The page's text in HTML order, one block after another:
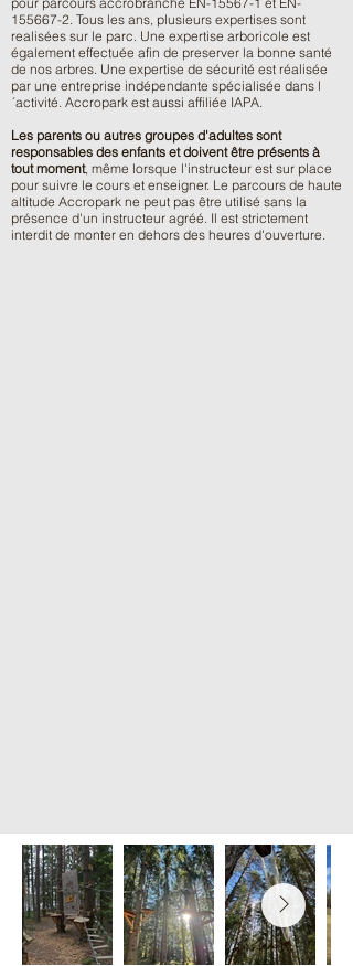
155667-2. Tous les ans, plusieurs expertises sont
realisées sur le parc. Une expertise arboricole est
également effectuée afin de preserver la bonne santé
de nos arbres. Une expertise de sécurité est réalisée
par une entreprise indépendante spécialisée dans l
´activité. Accropark est aussi affiliée IAPA.
Les parents ou autres groupes d'adultes sont
responsables des enfants et doivent être présents à
tout moment, même lorsque l'instructeur est sur place
pour suivre le cours et enseigner. Le parcours de haute
altitude Accropark ne peut pas être utilisé sans la
présence d'un instructeur agréé. Il est strictement
interdit de monter en dehors des heures d'ouverture.